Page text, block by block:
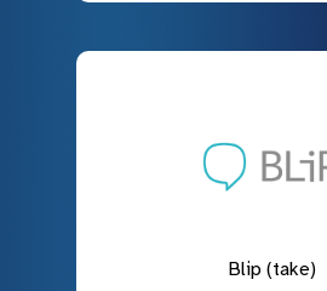
Blip (take)